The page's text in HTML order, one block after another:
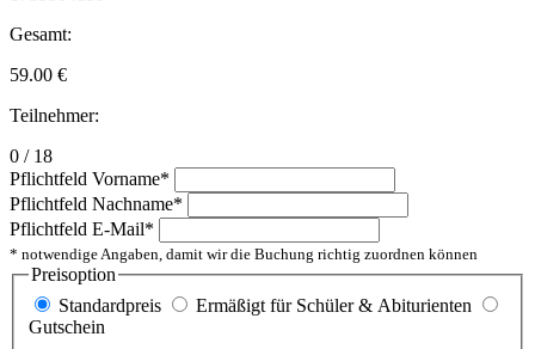
Gesamt:
59.00 €
Teilnehmer:
0 / 18
Pflichtfeld Vorname*
Pflichtfeld Nachname*
Pflichtfeld E-Mail*
* notwendige Angaben, damit wir die Buchung richtig zuordnen können
Preisoption
Standardpreis
Ermäßigt für Schüler & Abiturienten
Gutschein